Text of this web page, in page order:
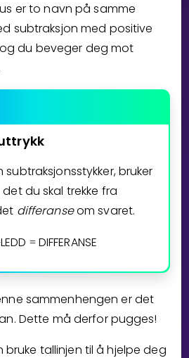
er to navn på samme
subtraksjon med positive
du beveger deg mot
subtraksjonsstykker, bruker
du skal trekke fra
differanseom svaret.
LEDD = DIFFERANSE
sammenhengen er det
Dette må derfor pugges!
bruke tallinjen til å hjelpe deg